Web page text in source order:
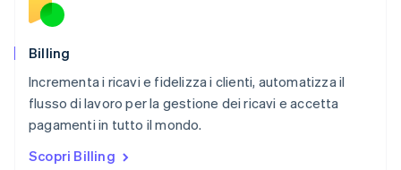
Billing
Incrementa i ricavi e fidelizza i clienti, automatizza il
flusso di lavoro per la gestione dei ricavi e accetta
pagamenti in tutto il mondo.
Scopri Billing
English
Portogallo
Português
English简体中文
Regno Unito
English
English